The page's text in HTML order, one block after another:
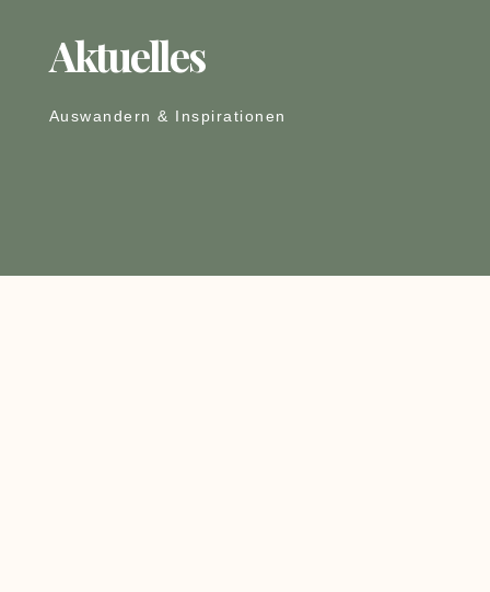
Aktuelles
Auswandern & Inspirationen